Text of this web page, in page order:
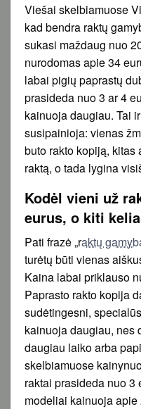
Viešai skelbiamuose
kad bendra raktų
sukasi maždaug nuo
nurodomas apie 34
labai pigių paprastų
prasideda nuo 3 ar 4
kainuoja daugiau. Tai
susipainioja: vienas
buto rakto kopiją,
raktą, o tada lygina
Kodėl vieni už
eurus, o kiti
Pati frazė „raktų
turėtų būti vienas
Kaina labai priklauso
Paprasto rakto kopija
sudėtingesni,
kainuoja daugiau, nes
daugiau laiko arba
skelbiamuose
raktai prasideda nuo
modeliai kainuoja